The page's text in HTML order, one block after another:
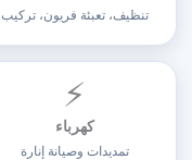
تنظيف، تعبئة فريون، تركيب
⚡
كهرباء
تمديدات وصيانة إنارة